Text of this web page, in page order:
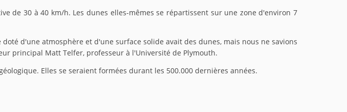
de 30 à 40 km/h. Les dunes elles-mêmes se répartissent sur une zone d'environ 7
d'une atmosphère et d'une surface solide avait des dunes, mais nous ne savions
principal Matt Telfer, professeur à l'Université de Plymouth.
Elles se seraient formées durant les 500.000 dernières années.